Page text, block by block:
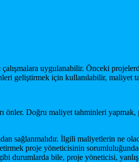
uygulanabilir. Önceki
geliştirmek için kullanılabilir, maliyet
önler. Doğru maliyet tahminleri
sağlanmalıdır. İlgili maliyetlerin ne
proje yöneticisinin
durumlarda bile, proje yöneticisi,